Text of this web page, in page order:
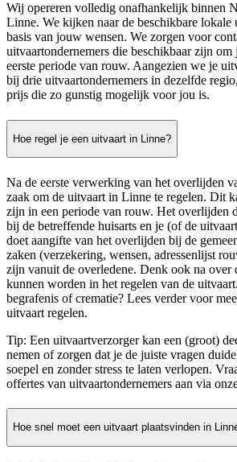
Wij opereren volledig onafhankelijk binnen
Linne. We kijken naar de beschikbare lokale
basis van jouw wensen. We zorgen voor
uitvaartondernemers die beschikbaar zijn om
eerste periode van rouw. Aangezien we je
bij drie uitvaartondernemers in dezelfde
prijs die zo gunstig mogelijk voor jou is.
Hoe regel je een uitvaart in Linne?
Na de eerste verwerking van het overlijden
zaak om de uitvaart in Linne te regelen. Dit
zijn in een periode van rouw. Het overlijden
bij de betreffende huisarts en je (of de
doet aangifte van het overlijden bij de
zaken (verzekering, wensen, adressenlijst
zijn vanuit de overledene. Denk ook na over
kunnen worden in het regelen van de
begrafenis of crematie? Lees verder voor
uitvaart regelen.
Tip: Een uitvaartverzorger kan een (groot)
nemen of zorgen dat je de juiste vragen
soepel en zonder stress te laten verlopen.
offertes van uitvaartondernemers aan via
Hoe snel moet een uitvaart plaatsvinden in